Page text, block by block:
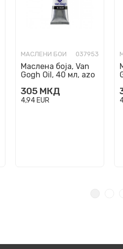
МАСЛЕНИ БОИ 037953
Маслена боја, Van
Gogh Oil, 40 мл, azo
305 МКД
4,94 EUR